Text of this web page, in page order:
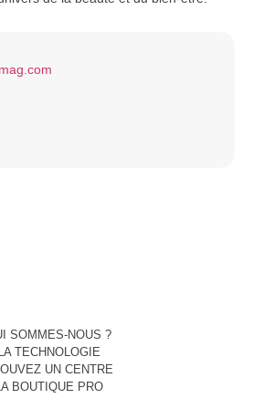
SOMMES-NOUS ?
TECHNOLOGIE
UN CENTRE
BOUTIQUE PRO